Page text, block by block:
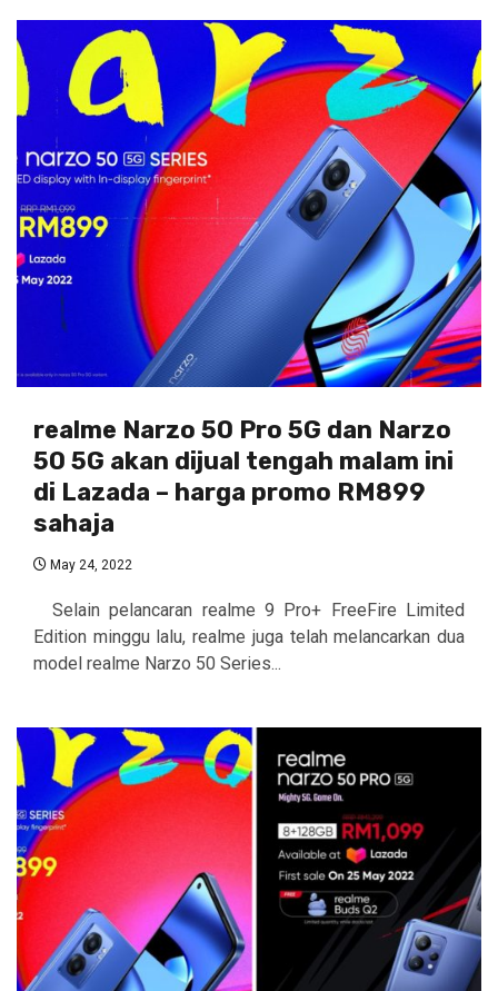
realme Narzo 50 Pro 5G dan Narzo
50 5G akan dijual tengah malam ini
di Lazada – harga promo RM899
sahaja
May 24, 2022
Selain pelancaran realme 9 Pro+ FreeFire Limited
Edition minggu lalu, realme juga telah melancarkan dua
model realme Narzo 50 Series...